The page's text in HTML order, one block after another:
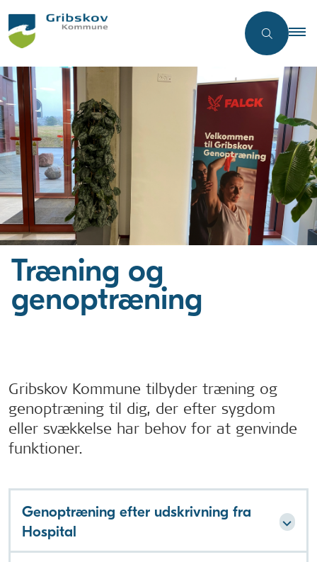
Træning og
genoptræning
Gribskov Kommune tilbyder træning og
genoptræning til dig, der efter sygdom
eller svækkelse har behov for at genvinde
funktioner.
Genoptræning efter udskrivning fra
Hospital